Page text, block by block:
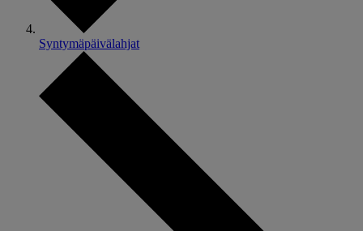
Syntymäpäivälahjat